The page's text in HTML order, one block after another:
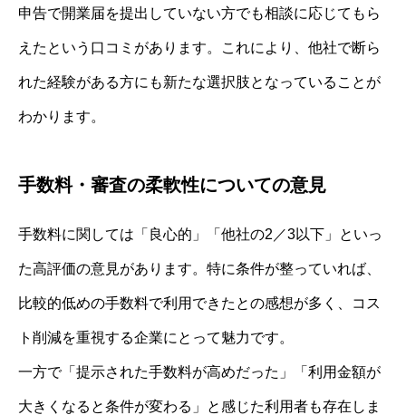
申告で開業届を提出していない方でも相談に応じてもら
えたという口コミがあります。これにより、他社で断ら
れた経験がある方にも新たな選択肢となっていることが
わかります。
手数料・審査の柔軟性についての意見
手数料に関しては「良心的」「他社の2／3以下」といっ
た高評価の意見があります。特に条件が整っていれば、
比較的低めの手数料で利用できたとの感想が多く、コス
ト削減を重視する企業にとって魅力です。
一方で「提示された手数料が高めだった」「利用金額が
大きくなると条件が変わる」と感じた利用者も存在しま